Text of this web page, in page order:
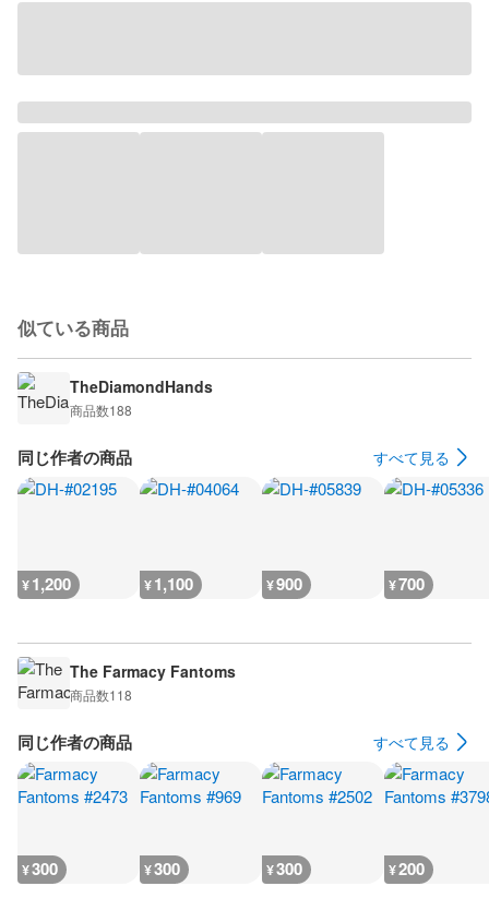
似ている商品
TheDiamondHands
商品数188
同じ作者の商品 すべて見る
¥1,200 ¥1,100 ¥900 ¥700
The Farmacy Fantoms
商品数118
同じ作者の商品 すべて見る
¥300 ¥300 ¥300 ¥200